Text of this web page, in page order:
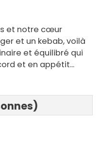
et notre cœur
et un kebab, voilà
et équilibré qui
et en appétit...